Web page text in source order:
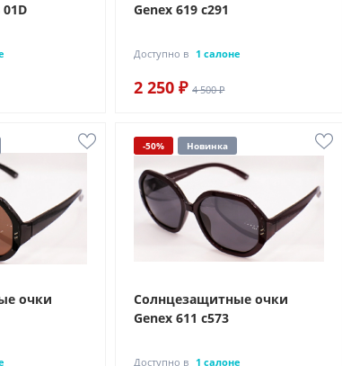
01D
Genex 619 с291
Доступно в 1 салоне
2 250 ₽ 4 500 ₽
очки
-50% Новинка
Солнцезащитные очки
Genex 611 с573
Доступно в 1 салоне